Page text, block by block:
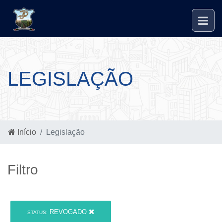
LEGISLAÇÃO
Início Legislação
Filtro
STATUS: REVOGADO